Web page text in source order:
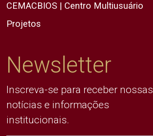
CEMACBIOS | Centro Multiusuário
Projetos
Newsletter
Inscreva-se para receber nossas
notícias e informações
institucionais.